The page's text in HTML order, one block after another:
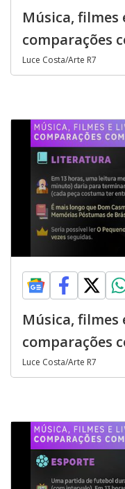
Música, filmes
comparações
Luce Costa/Arte R7
Música, filmes
comparações
Luce Costa/Arte R7